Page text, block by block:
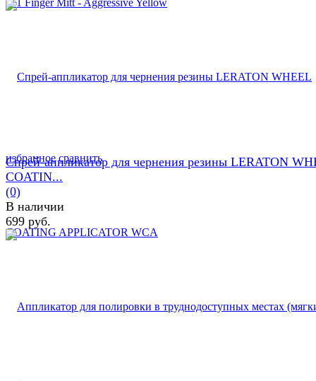
избранное сравнить
Спрей-аппликатор для чернения резины LERATON
COATIN...
(0)
В наличии
699 руб.